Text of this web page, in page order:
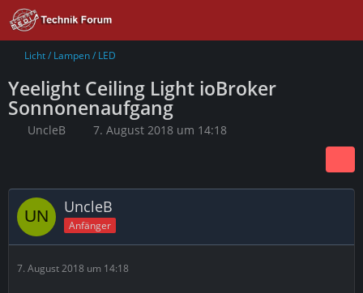
Licht / Lampen / LED
Yeelight Ceiling Light ioBroker
Sonnonenaufgang
UncleB 7. August 2018 um 14:18
UncleB
Anfänger
7. August 2018 um 14:18